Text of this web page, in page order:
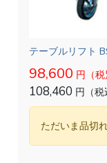
テーブルリフト
98,600 円（税
108,460 円（税
ただいま品切